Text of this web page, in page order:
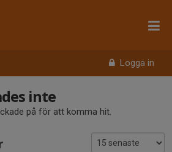
Logga in
inte
på för att komma hit.